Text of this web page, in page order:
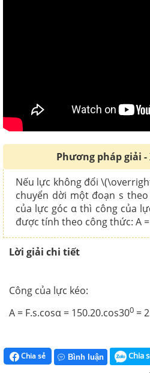
Phương pháp giải
Nếu lực không đổi
chuyển dời một đoạn s
của lực góc α thì công của
được tính theo công thức: A =
Lời giải chi tiết
Công của lực kéo:
A = F.s.cosα = 150.20.cos300 =
Chia sẻ Bình luận Chia